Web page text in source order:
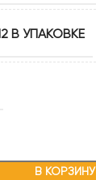
В УПАКОВКЕ
В КОРЗИНУ